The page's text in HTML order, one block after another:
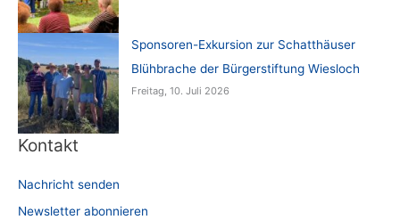
Sponsoren-Exkursion zur Schatthäuser
Blühbrache der Bürgerstiftung Wiesloch
Freitag, 10. Juli 2026
Kontakt
Nachricht senden
Newsletter abonnieren